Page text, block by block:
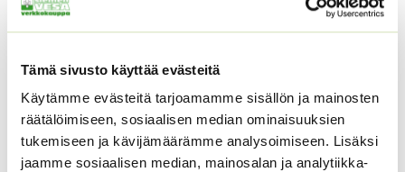
Tämä sivusto käyttää evästeitä
Käytämme evästeitä tarjoamamme sisällön ja mainosten
räätälöimiseen, sosiaalisen median ominaisuuksien
tukemiseen ja kävijämäärämme analysoimiseen. Lisäksi
jaamme sosiaalisen median, mainosalan ja analytiikka-
Tutustu myös